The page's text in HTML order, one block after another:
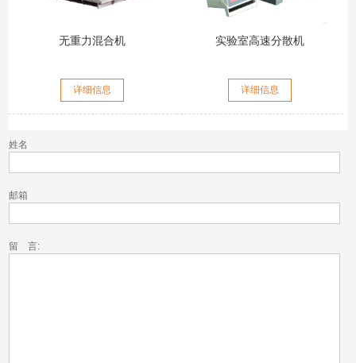
无重力混合机
详细信息
实验室高速分散机
详细信息
姓名
邮箱
留 言: